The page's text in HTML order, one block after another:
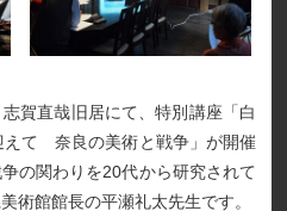
賀直哉旧居にて、特別講座「白
て 奈良の美術と戦争」が開催
の関わりを20代から研究されて
術館館長の平瀬礼太先生です。